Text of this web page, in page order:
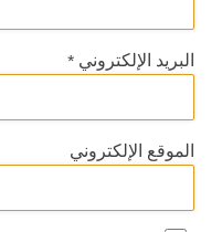
البريد الإلكتروني *
الموقع الإلكتروني